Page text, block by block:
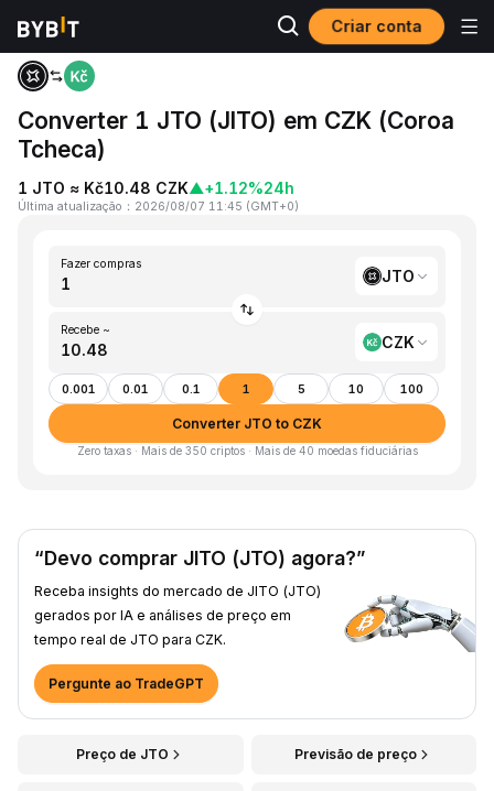
Criar conta
Página inicial
Converter 1 JTO (JITO) em CZK (Coroa
Tcheca)
1 JTO ≈ Kč10.48 CZK▲+1.12%24h
Última atualização ： 2026/08/07 11:45 (GMT+0)
Fazer compras
JTO
Recebe ~
CZK
0.001 0.01 0.1 1 5 10 100
Converter JTO to CZK
Zero taxas · Mais de 350 criptos · Mais de 40 moedas fiduciárias
“Devo comprar JITO (JTO) agora?”
Receba insights do mercado de JITO (JTO)
gerados por IA e análises de preço em
tempo real de JTO para CZK.
Pergunte ao TradeGPT
Preço de JTO Previsão de preço